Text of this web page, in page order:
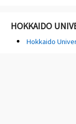
HOKKAIDO
Hokkaido